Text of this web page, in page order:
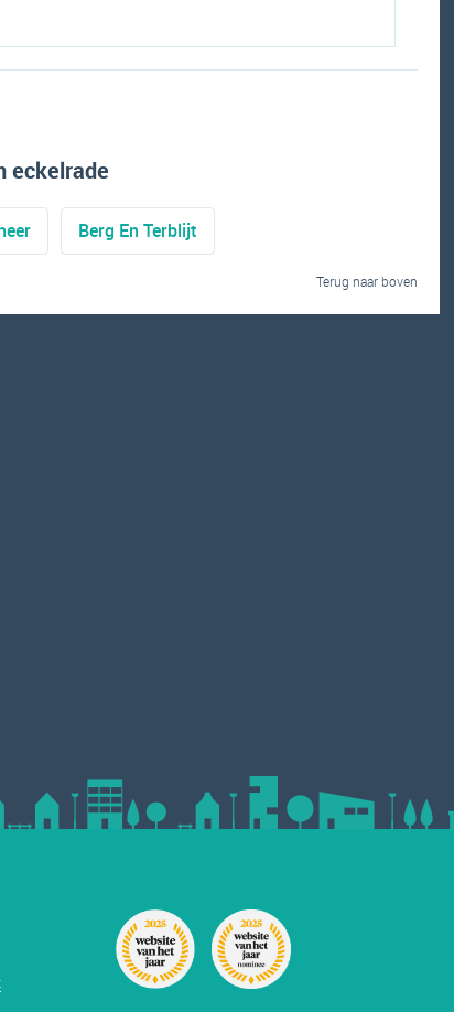
eckelrade
Berg En Terblijt
Terug naar boven